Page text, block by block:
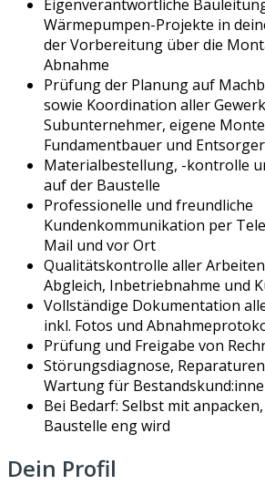
Eigenverantwortliche
Wärmepumpen-Projekte in
der Vorbereitung über die
Abnahme
Prüfung der Planung auf
sowie Koordination aller
Subunternehmer, eigene
Fundamentbauer und Entsorger
Materialbestellung, -kontrolle
auf der Baustelle
Professionelle und freundliche
Kundenkommunikation per
Mail und vor Ort
Qualitätskontrolle aller
Abgleich, Inbetriebnahme und
Vollständige Dokumentation
inkl. Fotos und
Prüfung und Freigabe von
Störungsdiagnose,
Wartung für
Bei Bedarf: Selbst mit
Baustelle eng wird
Dein Profil